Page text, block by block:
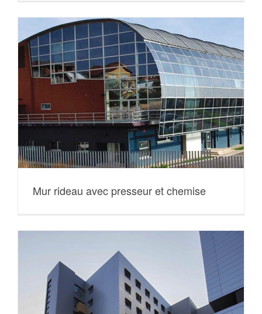
Mur rideau avec presseur et chemise